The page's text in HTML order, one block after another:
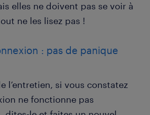
elles ne doivent pas se voir à
ne les lisez pas !
: pas de panique
l’entretien, si vous constatez
ne fonctionne pas